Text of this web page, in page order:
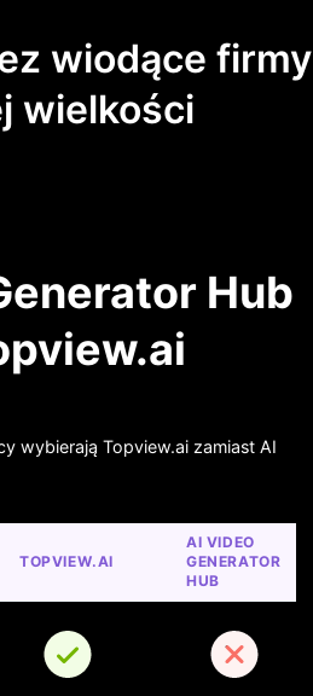
wiodące firmy
wielkości
Hub
wybierają Topview.ai zamiast AI
TOPVIEW.AI
AI VIDEO
GENERATOR
HUB